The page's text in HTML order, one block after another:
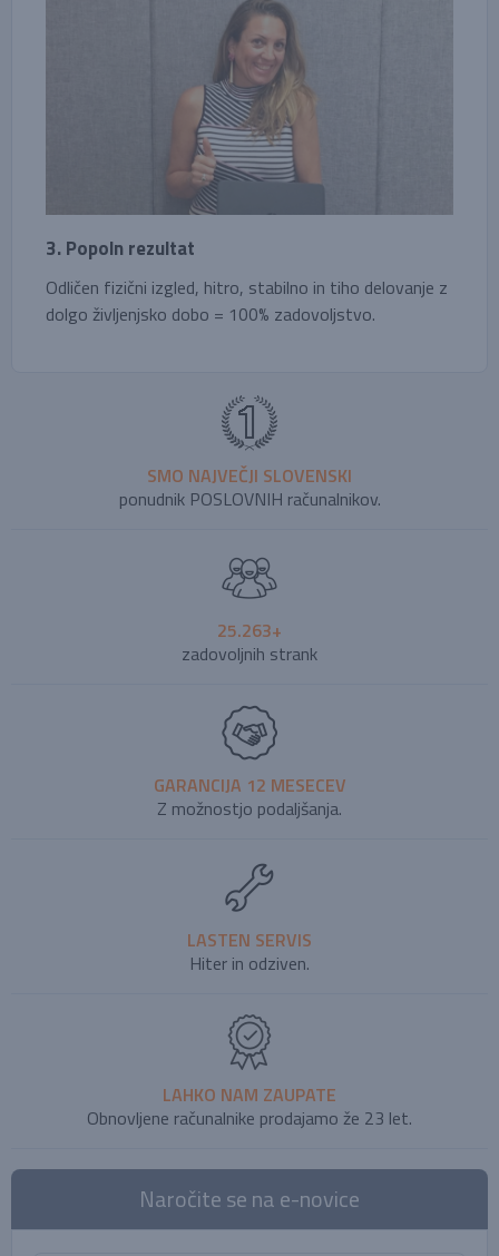
3. Popoln rezultat
Odličen fizični izgled, hitro, stabilno in tiho delovanje z
dolgo življenjsko dobo = 100% zadovoljstvo.
SMO NAJVEČJI SLOVENSKI
ponudnik POSLOVNIH računalnikov.
25.263+
zadovoljnih strank
GARANCIJA 12 MESECEV
Z možnostjo podaljšanja.
LASTEN SERVIS
Hiter in odziven.
LAHKO NAM ZAUPATE
Obnovljene računalnike prodajamo že 23 let.
Naročite se na e-novice